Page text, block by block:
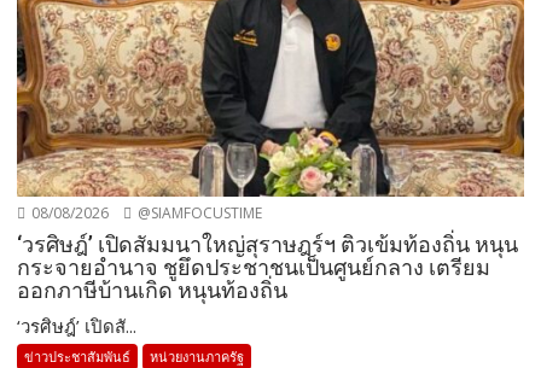
08/08/2026 @SIAMFOCUSTIME
‘วรศิษฎ์’ เปิดสัมมนาใหญ่สุราษฎร์ฯ ติวเข้มท้องถิ่น หนุน
กระจายอำนาจ ชูยึดประชาชนเป็นศูนย์กลาง เตรียม
ออกภาษีบ้านเกิด หนุนท้องถิ่น
‘วรศิษฎ์’ เปิดสั...
ข่าวประชาสัมพันธ์ หน่วยงานภาครัฐ